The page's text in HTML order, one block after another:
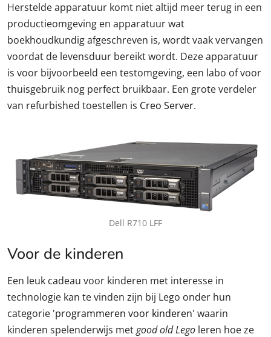
Herstelde apparatuur komt niet altijd meer terug in een
productieomgeving en apparatuur wat
boekhoudkundig afgeschreven is, wordt vaak vervangen
voordat de levensduur bereikt wordt. Deze apparatuur
is voor bijvoorbeeld een testomgeving, een labo of voor
thuisgebruik nog perfect bruikbaar. Een grote verdeler
van refurbished toestellen is Creo Server.
Dell R710 LFF
Voor de kinderen
Een leuk cadeau voor kinderen met interesse in
technologie kan te vinden zijn bij Lego onder hun
categorie 'programmeren voor kinderen' waarin
kinderen spelenderwijs metgood old Lego leren hoe ze